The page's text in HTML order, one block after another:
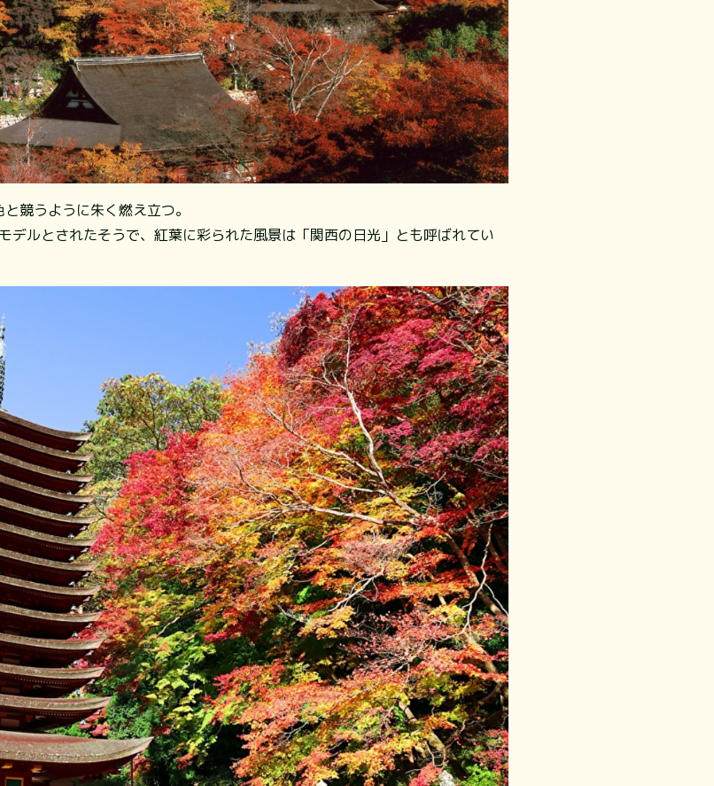
競うように朱く燃え立つ。
デルとされたそうで、紅葉に彩られた風景は「関西の日光」とも呼ばれてい